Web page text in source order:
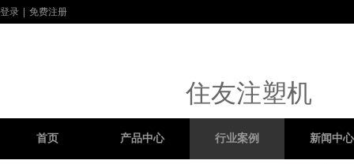
住友注塑机
登录 免费注册
首页 产品中心 行业案例 新闻中心